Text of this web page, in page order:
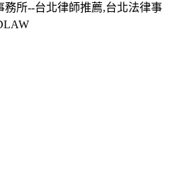
務所--台北律師推薦,台北法律事